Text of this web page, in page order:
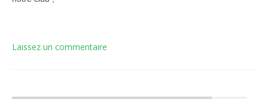
Laissez un commentaire